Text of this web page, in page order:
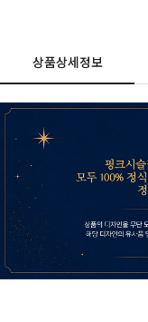
상품상세정보